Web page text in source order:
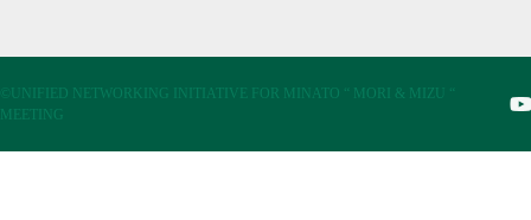
©UNIFIED NETWORKING INITIATIVE FOR MINATO “ MORI & MIZU “
MEETING